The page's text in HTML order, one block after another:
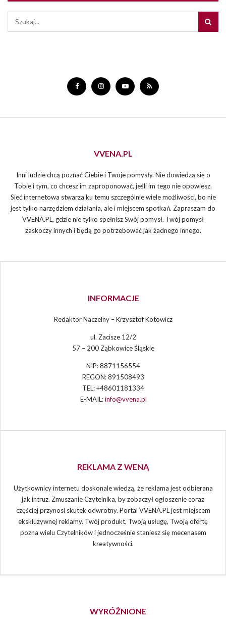
VVENA.PL
Inni ludzie chcą poznać Ciebie i Twoje pomysły. Nie dowiedzą się o
Tobie i tym, co chcesz im zaproponować, jeśli im tego nie opowiesz.
Sieć internetowa stwarza ku temu szczególnie wiele możliwości, bo nie
jest tylko narzędziem działania, ale i miejscem spotkań. Zapraszam do
VVENA.PL, gdzie nie tylko spełnisz Swój pomysł. Twój pomysł
zaskoczy innych i będą go potrzebować jak żadnego innego.
INFORMACJE
Redaktor Naczelny – Krzysztof Kotowicz
ul. Zacisze 12/2
57 – 200 Ząbkowice Śląskie
NIP: 8871156554
REGON: 891508493
TEL: +48601181334
E-MAIL:info@vvena.pl
REKLAMA Z WENĄ
Użytkownicy internetu doskonale wiedzą, że reklama jest odbierana
jak intruz. Zmuszanie Czytelnika, by zobaczył ogłoszenie coraz
częściej przynosi skutek odwrotny. Portal VVENA.PL jest miejscem
ekskluzywnej reklamy. Twój produkt, Twoją usługę, Twoją ofertę
pozna wielu Czytelników i jednocześnie staniesz się mecenasem
kreatywności.
WYRÓŻNIONE